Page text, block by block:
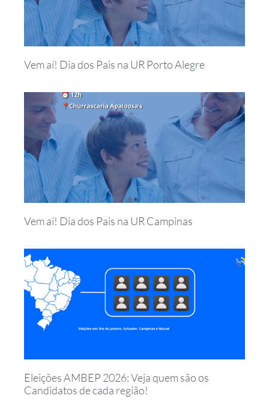
Vem aí! Dia dos Pais na UR Porto Alegre
Vem aí! Dia dos Pais na UR Campinas
Eleições AMBEP 2026: Veja quem são os
Candidatos de cada região!